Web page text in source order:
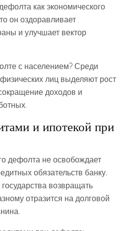
как экономического
он оздоравливает
и улучшает вектор
с населением? Среди
лиц выделяют рост
доходов и
и ипотекой при
дефолта не освобождает
обязательств банку.
возвращать
отразится на долговой